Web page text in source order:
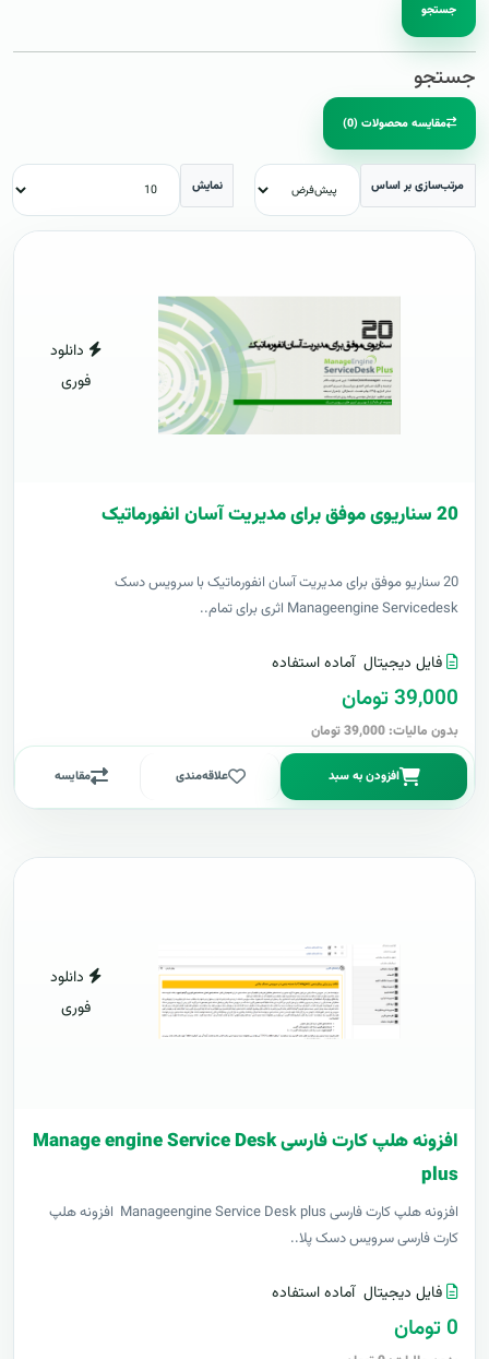
جستجو
جستجو
مقایسه محصولات (0)
مرتب‌سازی بر اساس نمایش
دانلود
فوری
20 سناریوی موفق برای مدیریت آسان انفورماتیک
20 سناریو موفق برای مدیریت آسان انفورماتیک با سرویس دسک
Manageengine Servicedesk اثری برای تمام..
فایل دیجیتال آماده استفاده
39,000 تومان
بدون مالیات: 39,000 تومان
افزودن به سبد علاقه‌مندی مقایسه
دانلود
فوری
افزونه هلپ کارت فارسی Manage engine Service Desk
plus
افزونه هلپ کارت فارسی Manageengine Service Desk plus افزونه هلپ
کارت فارسی سرویس دسک پلا..
فایل دیجیتال آماده استفاده
0 تومان